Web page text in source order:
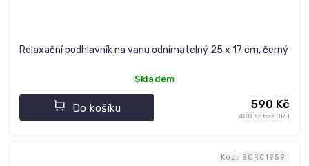
Relaxační podhlavník na vanu odnímatelný 25 x 17 cm, černý
Skladem
488 Kč bez DPH
590 Kč
Do košíku
Kód: SOR01959